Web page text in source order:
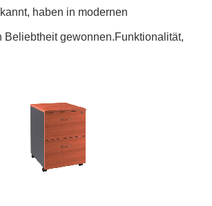
haben in modernen
Beliebtheit gewonnen.Funktionalität,